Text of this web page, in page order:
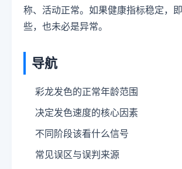
称、活动正常。如果健康指标稳定，
些，也未必是异常。
导航
彩龙发色的正常年龄范围
决定发色速度的核心因素
不同阶段该看什么信号
常见误区与误判来源